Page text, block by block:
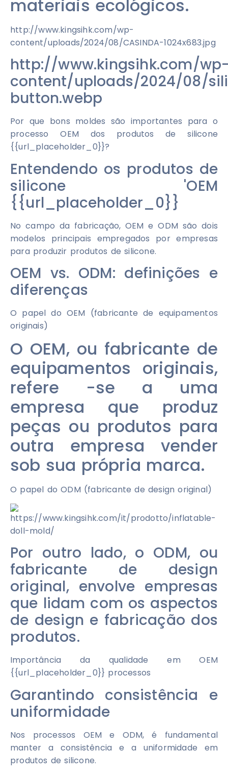
materiais ecológicos.
http://www.kingsihk.com/wp-
content/uploads/2024/08/CASINDA-1024x683.jpg
http://www.kingsihk.com/
content/uploads/2024/08/
button.webp
Por que bons moldes são importantes para o
processo OEM dos produtos de silicone
{{url_placeholder_0}}?
Entendendo os produtos de
silicone 'OEM
{{url_placeholder_0}}
No campo da fabricação, OEM e ODM são dois
modelos principais empregados por empresas
para produzir produtos de silicone.
OEM vs. ODM: definições e
diferenças
O papel do OEM (fabricante de equipamentos
originais)
O OEM, ou fabricante de
equipamentos originais,
refere -se a uma
empresa que produz
peças ou produtos para
outra empresa vender
sob sua própria marca.
O papel do ODM (fabricante de design original)
Por outro lado, o ODM, ou
fabricante de design
original, envolve empresas
que lidam com os aspectos
de design e fabricação dos
produtos.
Importância da qualidade em OEM
{{url_placeholder_0}} processos
Garantindo consistência e
uniformidade
Nos processos OEM e ODM, é fundamental
manter a consistência e a uniformidade em
produtos de silicone.